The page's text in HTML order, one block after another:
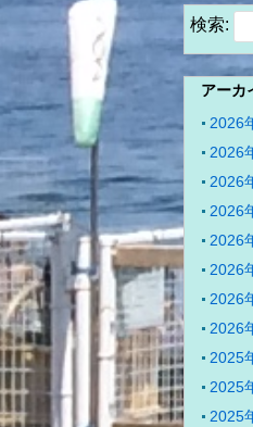
検索:
アーカ
2026
2026
2026
2026
2026
2026
2026
2026
2025
2025
2025